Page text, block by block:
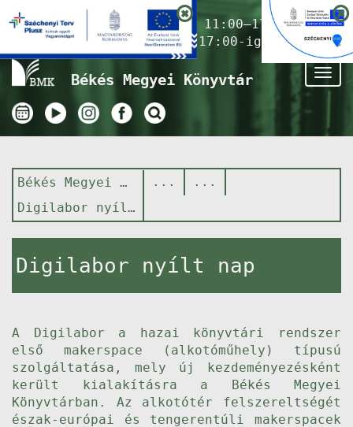
Nyitvatartás ma:11:00–17:00
(Gyermekkönyvtár 17:00-ig)
Békés Megyei Könyvtár
Békés Megyei Könyvtár
Digilabor nyílt nap
Digilabor nyílt nap
A Digilabor a hazai könyvtári rendszer
első makerspace (alkotóműhely) típusú
szolgáltatása, mely új kezdeményezésként
került kialakításra a Békés Megyei
Könyvtárban. Az alkotótér felszereltségét
észak-európai és tengerentúli makerspacek